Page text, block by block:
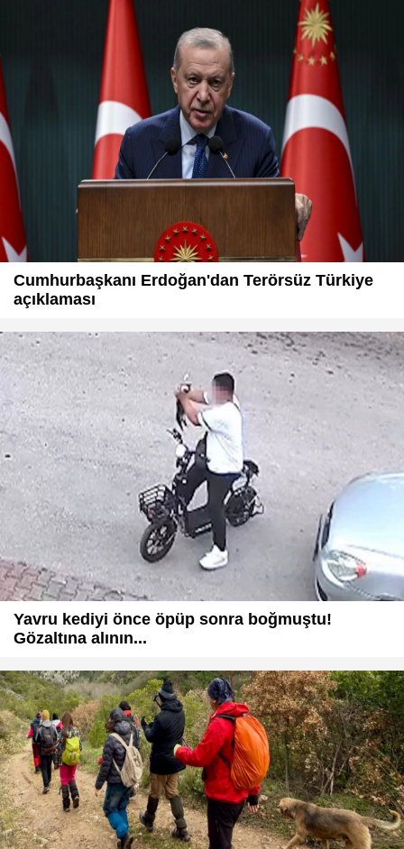
Cumhurbaşkanı Erdoğan'dan Terörsüz Türkiye
açıklaması
Yavru kediyi önce öpüp sonra boğmuştu!
Gözaltına alının...